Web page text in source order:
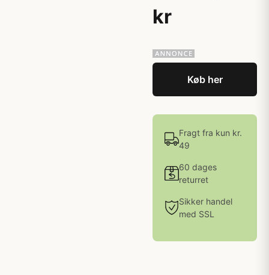
kr
Køb her
Fragt fra kun kr.
49
60 dages
returret
Sikker handel
med SSL